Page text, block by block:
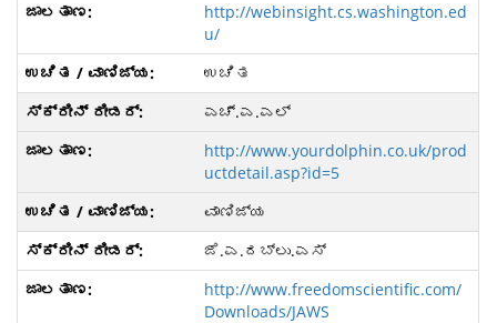
http://webinsight.cs.washington.ed
u/
ಉಚಿತ
ಎಚ್.ಎ.ಎಲ್
http://www.yourdolphin.co.uk/prod
uctdetail.asp?id=5
ವಾಣಿಜ್ಯ
ಜೆ.ಎ.ದಬ್ಲು.ಎಸ್
http://www.freedomscientific.com/
Downloads/JAWS